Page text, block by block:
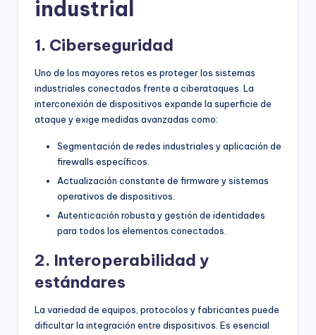
industrial
1. Ciberseguridad
Uno de los mayores retos es proteger los sistemas
industriales conectados frente a ciberataques. La
interconexión de dispositivos expande la superficie de
ataque y exige medidas avanzadas como:
Segmentación de redes industriales y aplicación de
firewalls específicos.
Actualización constante de firmware y sistemas
operativos de dispositivos.
Autenticación robusta y gestión de identidades
para todos los elementos conectados.
2. Interoperabilidad y
estándares
La variedad de equipos, protocolos y fabricantes puede
dificultar la integración entre dispositivos. Es esencial